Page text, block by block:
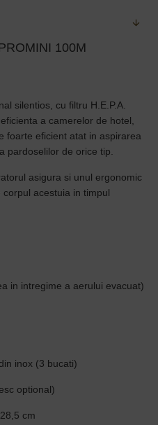
100M
silentios, cu filtru H.E.P.A.
a camerelor de hotel,
foarte eficient atat in aspirarea
pardoselilor de orice tip.
asigura si unul ergonomic
acestuia in timpul
in intregime a aerului evacuat)
inox (3 bucati)
optional)
cm